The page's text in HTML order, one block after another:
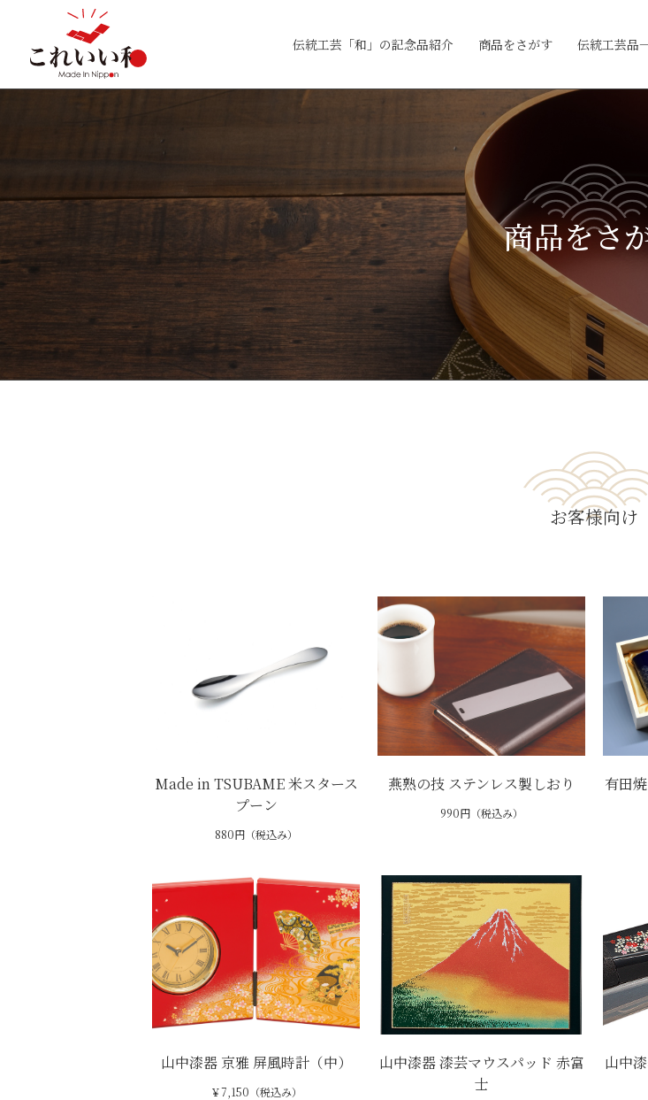
伝統工芸「和」の記念品紹介 商品をさがす 伝統工芸品
商品をさ
お客様向け
Made in TSUBAME 米スタース
プーン
880円（税込み）
燕熟の技 ステンレス製しおり
990円（税込み）
有田
山中漆器 京雅 屏風時計（中）
￥7,150（税込み）
山中漆器 漆芸マウスパッド 赤富
士
山中